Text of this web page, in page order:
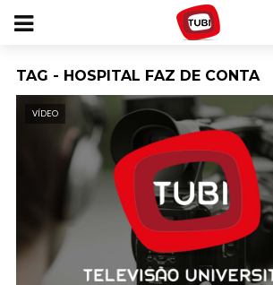
TAG - HOSPITAL FAZ DE CONTA
VÍDEO